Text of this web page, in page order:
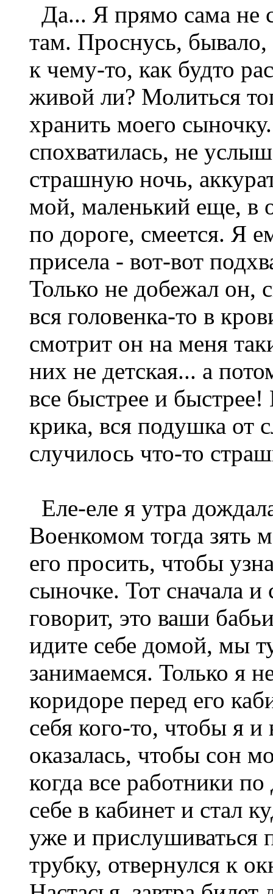
Да... Я прямо сама не
там. Проснусь,
к чему-то, как будто
живой ли? Молиться
хранить моего
спохватилась, не
страшную ночь,
мой, маленький еще, в
по дороге, смеется. Я
присела - вот-вот
Только не добежал он,
вся головенка-то в
смотрит он на меня
них не детская... а
все быстрее и
крика, вся подушка от
случилось что-то
Еле-еле я утра
Военкомом тогда зять
его просить, чтобы
сыночке. Тот сначала
говорит, это ваши
идите себе домой, мы
занимаемся. Только я
коридоре перед его
себя кого-то, чтобы я
оказалась, чтобы сон
когда все работники
себе в кабинет и стал
уже и прислушиваться
трубку, отвернулся к